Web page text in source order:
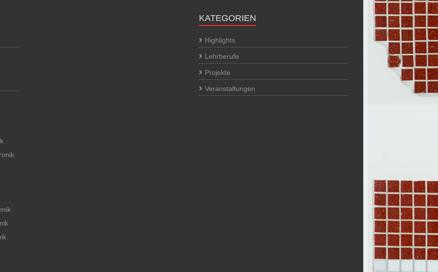
KATEGORIEN
Highlights
Lehrberufe
Projekte
Veranstaltungen